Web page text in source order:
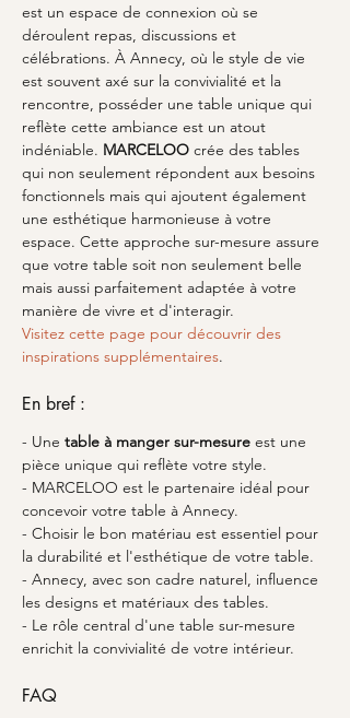
est un espace de connexion où se
déroulent repas, discussions et
célébrations. À Annecy, où le style de vie
est souvent axé sur la convivialité et la
rencontre, posséder une table unique qui
reflète cette ambiance est un atout
indéniable. MARCELOO crée des tables
qui non seulement répondent aux besoins
fonctionnels mais qui ajoutent également
une esthétique harmonieuse à votre
espace. Cette approche sur-mesure assure
que votre table soit non seulement belle
mais aussi parfaitement adaptée à votre
manière de vivre et d'interagir.
Visitez cette page pour découvrir des
inspirations supplémentaires.
En bref :
- Une table à manger sur-mesure est une
pièce unique qui reflète votre style.
- MARCELOO est le partenaire idéal pour
concevoir votre table à Annecy.
- Choisir le bon matériau est essentiel pour
la durabilité et l'esthétique de votre table.
- Annecy, avec son cadre naturel, influence
les designs et matériaux des tables.
- Le rôle central d'une table sur-mesure
enrichit la convivialité de votre intérieur.
FAQ